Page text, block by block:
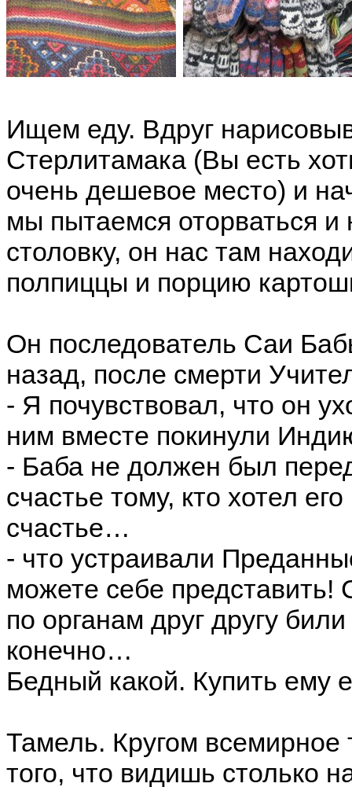
Ищем еду. Вдруг
Стерлитамака (Вы есть
очень дешевое место) и
мы пытаемся оторваться
столовку, он нас там
полпиццы и порцию
Он последователь Саи
назад, после смерти
- Я почувствовал, что он
ним вместе покинули
- Баба не должен был
счастье тому, кто хотел
счастье…
- что устраивали
можете себе
по органам друг другу
конечно…
Бедный какой. Купить ему
Тамель. Кругом всемирное
того, что видишь столько